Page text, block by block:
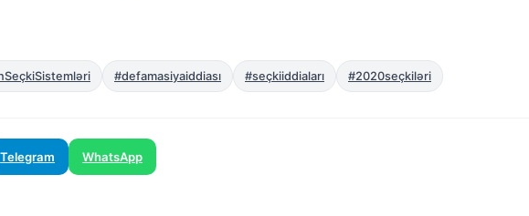
#defamasiyaiddiası #seçkiiddiaları #2020seçkiləri
Telegram WhatsApp